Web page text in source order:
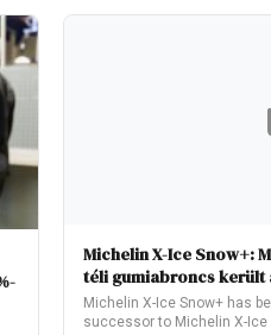
Michelin X-Ice Snow+:
téli gumiabroncs
Michelin X-Ice Snow+ has
successor to Michelin X-Ice